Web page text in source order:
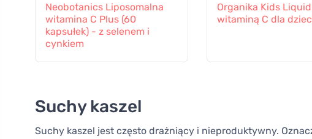
Neobotanics Liposomalna
witamina C Plus (60
kapsułek) - z selenem i
cynkiem
Organika Kids
witaminą C dla
Suchy kaszel
Suchy kaszel jest często drażniący i nieproduktywny.